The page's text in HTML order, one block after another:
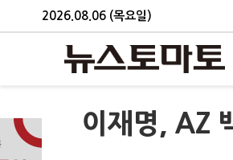
2026.08.06 (목요일)
이재명, AZ